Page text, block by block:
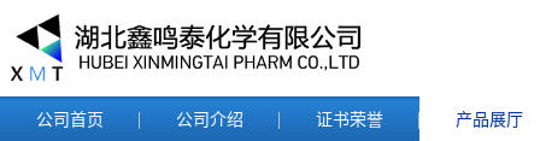
公司首页 公司介绍 证书荣誉 产品展厅